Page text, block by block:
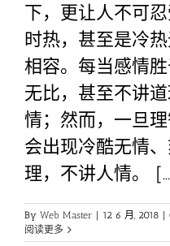
下，更让人不可
时热，甚至是冷
相容。每当感情
无比，甚至不讲
情；然而，一旦
会出现冷酷无情
理，不讲人情。
By Web Master | 12 6 月, 2018 |
阅读更多